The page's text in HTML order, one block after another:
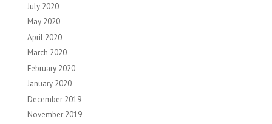
July 2020
May 2020
April 2020
March 2020
February 2020
January 2020
December 2019
November 2019